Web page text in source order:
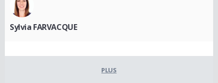
Sylvia FARVACQUE
PLUS